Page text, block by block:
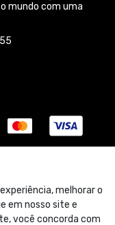
melhorar o
em nosso site e
você concorda com
mundo com uma